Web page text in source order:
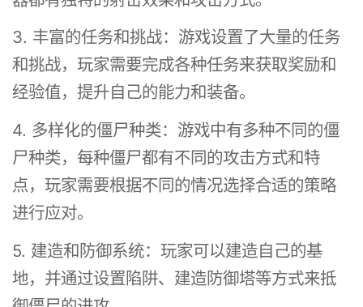
3. 丰富的任务和挑战：游戏设置了大量的任务
和挑战，玩家需要完成各种任务来获取奖励和
经验值，提升自己的能力和装备。
4. 多样化的僵尸种类：游戏中有多种不同的僵
尸种类，每种僵尸都有不同的攻击方式和特
点，玩家需要根据不同的情况选择合适的策略
进行应对。
5. 建造和防御系统：玩家可以建造自己的基
地，并通过设置陷阱、建造防御塔等方式来抵